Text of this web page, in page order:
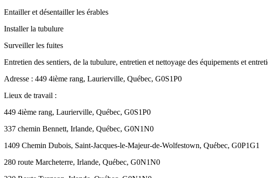
Entailler et désentailler les érables
Installer la tubulure
Surveiller les fuites
Entretien des sentiers, de la tubulure, entretien et nettoyage des équipements et
Adresse : 449 4ième rang, Laurierville, Québec, G0S1P0
Lieux de travail :
449 4ième rang, Laurierville, Québec, G0S1P0
337 chemin Bennett, Irlande, Québec, G0N1N0
1409 Chemin Dubois, Saint-Jacques-le-Majeur-de-Wolfestown, Québec, G0P1G1
280 route Marcheterre, Irlande, Québec, G0N1N0